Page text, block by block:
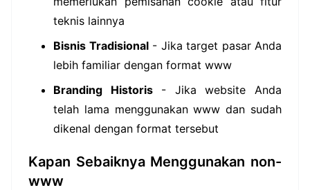
teknis lainnya
Bisnis Tradisional- Jika target pasar Anda
lebih familiar dengan format www
Branding Historis- Jika website Anda
telah lama menggunakan www dan sudah
dikenal dengan format tersebut
Kapan Sebaiknya Menggunakan non-
www